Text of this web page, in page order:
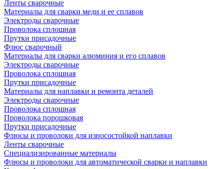
Ленты сварочные
Материалы для сварки меди и ее сплавов
Электроды сварочные
Проволока сплошная
Прутки присадочные
Флюс сварочный
Материалы для сварки алюминия и его сплавов
Электроды сварочные
Проволока сплошная
Прутки присадочные
Материалы для наплавки и ремонта деталей
Электроды сварочные
Проволока сплошная
Проволока порошковая
Прутки присадочные
Флюсы и проволоки для износостойкой наплавки
Ленты сварочные
Специализированные материалы
Флюсы и проволоки для автоматической сварки и наплавки